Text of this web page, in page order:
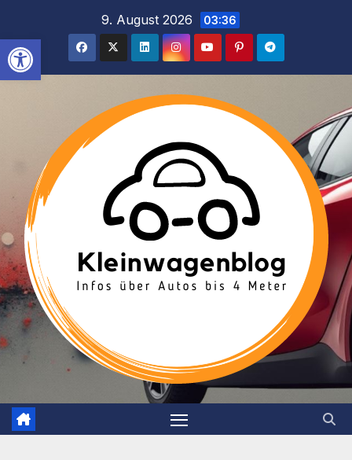
Werkzeugleiste öffnen
springen
9. August 2026 03:36